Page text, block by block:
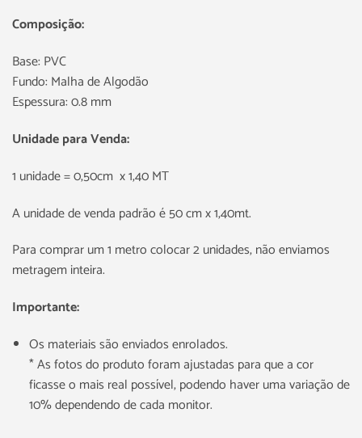
Composição:
Base: PVC
Fundo: Malha de Algodão
Espessura: 0.8 mm
Unidade para Venda:
1 unidade = 0,50cm x 1,40 MT
A unidade de venda padrão é 50 cm x 1,40mt.
Para comprar um 1 metro colocar 2 unidades, não enviamos
metragem inteira.
Importante:
Os materiais são enviados enrolados.
* As fotos do produto foram ajustadas para que a cor
ficasse o mais real possível, podendo haver uma variação de
10% dependendo de cada monitor.